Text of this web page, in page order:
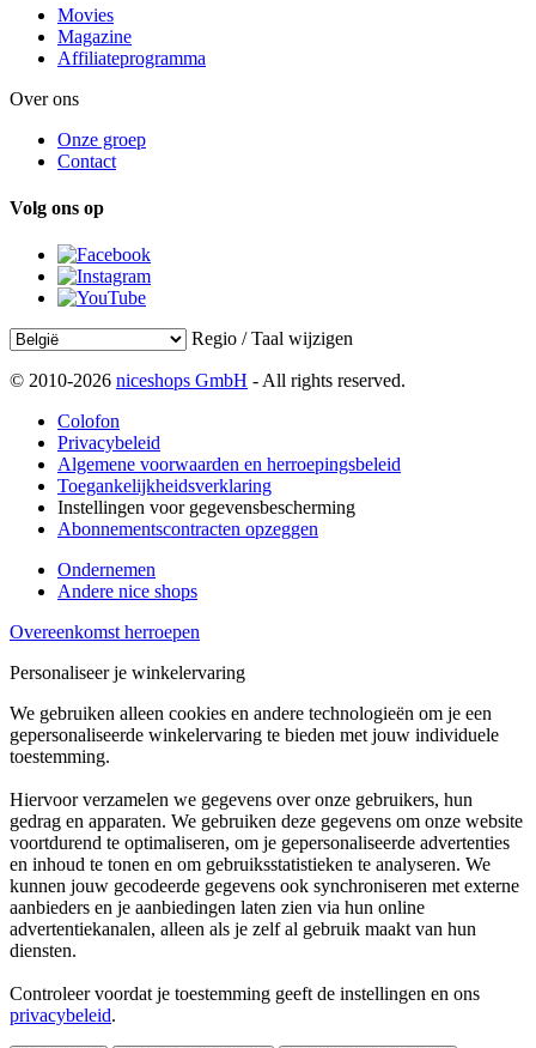
Movies
Magazine
Affiliateprogramma
Over ons
Onze groep
Contact
Volg ons op
Regio / Taal wijzigen
© 2010-2026 niceshops GmbH - All rights reserved.
Colofon
Privacybeleid
Algemene voorwaarden en herroepingsbeleid
Toegankelijkheidsverklaring
Instellingen voor gegevensbescherming
Abonnementscontracten opzeggen
Ondernemen
Andere nice shops
Overeenkomst herroepen
Personaliseer je winkelervaring
We gebruiken alleen cookies en andere technologieën om je een
gepersonaliseerde winkelervaring te bieden met jouw individuele
toestemming.
Hiervoor verzamelen we gegevens over onze gebruikers, hun
gedrag en apparaten. We gebruiken deze gegevens om onze website
voortdurend te optimaliseren, om je gepersonaliseerde advertenties
en inhoud te tonen en om gebruiksstatistieken te analyseren. We
kunnen jouw gecodeerde gegevens ook synchroniseren met externe
aanbieders en je aanbiedingen laten zien via hun online
advertentiekanalen, alleen als je zelf al gebruik maakt van hun
diensten.
Controleer voordat je toestemming geeft de instellingen en ons
privacybeleid.